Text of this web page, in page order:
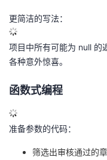
更简洁的写法：
项目中所有可能为 null 的
各种意外惊喜。
函数式编程
准备参数的代码：
筛选出审核通过的